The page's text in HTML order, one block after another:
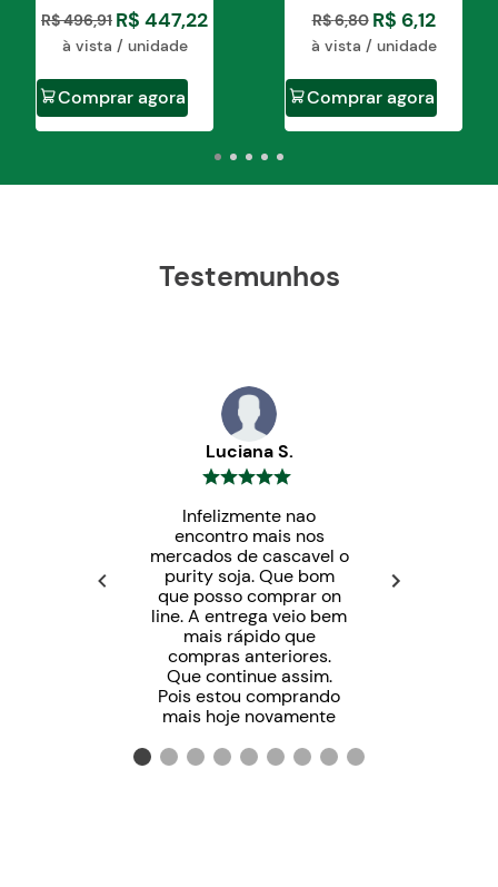
R$496,91 R$ 447,22
à vista / unidade
Comprar agora
R$6,80 R$ 6,12
à vista / unidade
Comprar agora
Testemunhos
Luciana S.
Infelizmente nao
encontro mais nos
mercados de cascavel o
purity soja. Que bom
que posso comprar on
line. A entrega veio bem
mais rápido que
compras anteriores.
Que continue assim.
Pois estou comprando
mais hoje novamente